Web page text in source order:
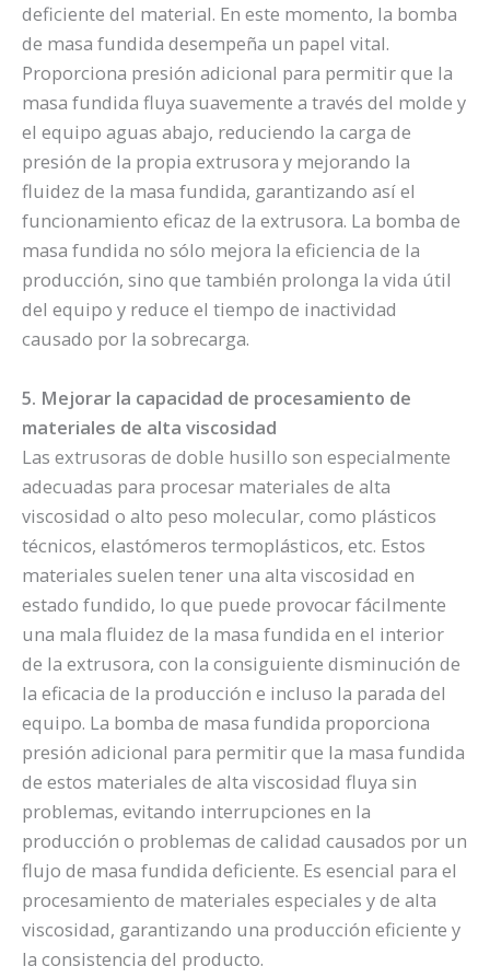
deficiente del material. En este momento, la bomba
de masa fundida desempeña un papel vital.
Proporciona presión adicional para permitir que la
masa fundida fluya suavemente a través del molde y
el equipo aguas abajo, reduciendo la carga de
presión de la propia extrusora y mejorando la
fluidez de la masa fundida, garantizando así el
funcionamiento eficaz de la extrusora. La bomba de
masa fundida no sólo mejora la eficiencia de la
producción, sino que también prolonga la vida útil
del equipo y reduce el tiempo de inactividad
causado por la sobrecarga.
5. Mejorar la capacidad de procesamiento de
materiales de alta viscosidad
Las extrusoras de doble husillo son especialmente
adecuadas para procesar materiales de alta
viscosidad o alto peso molecular, como plásticos
técnicos, elastómeros termoplásticos, etc. Estos
materiales suelen tener una alta viscosidad en
estado fundido, lo que puede provocar fácilmente
una mala fluidez de la masa fundida en el interior
de la extrusora, con la consiguiente disminución de
la eficacia de la producción e incluso la parada del
equipo. La bomba de masa fundida proporciona
presión adicional para permitir que la masa fundida
de estos materiales de alta viscosidad fluya sin
problemas, evitando interrupciones en la
producción o problemas de calidad causados por un
flujo de masa fundida deficiente. Es esencial para el
procesamiento de materiales especiales y de alta
viscosidad, garantizando una producción eficiente y
la consistencia del producto.